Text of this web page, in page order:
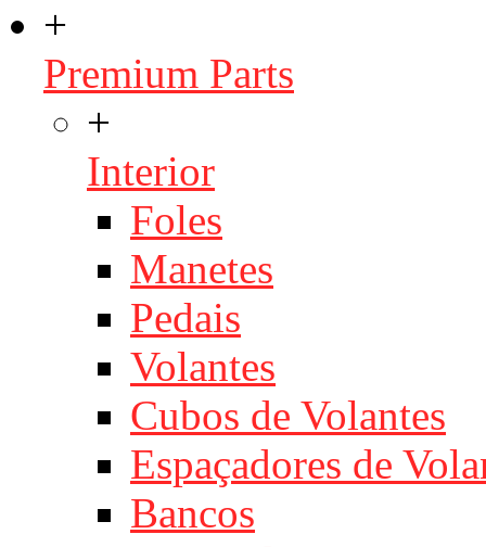
+
Premium Parts
+
Interior
Foles
Manetes
Pedais
Volantes
Cubos de Volantes
Espaçadores de
Bancos